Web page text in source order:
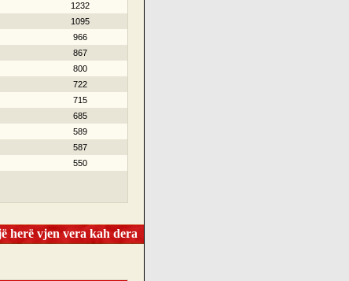
1232
1095
966
867
800
722
715
685
589
587
550
herë vjen vera kah dera